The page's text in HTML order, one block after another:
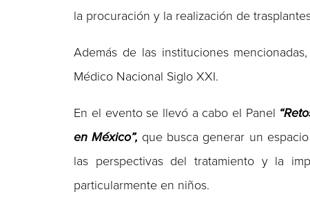
la procuración y la realización de
Además de las instituciones
Médico Nacional Siglo XXI.
En el evento se llevó a cabo el Panel
en México”, que busca generar un
las perspectivas del tratamiento y la
particularmente en niños.